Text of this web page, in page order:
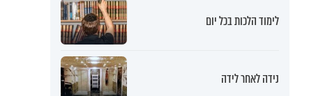
לימוד הלכות בכל יום
נידה לאחר לידה